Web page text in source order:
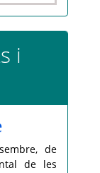
i
de
de les